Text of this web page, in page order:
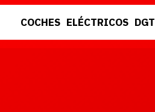
COCHES ELÉCTRICOS DGT